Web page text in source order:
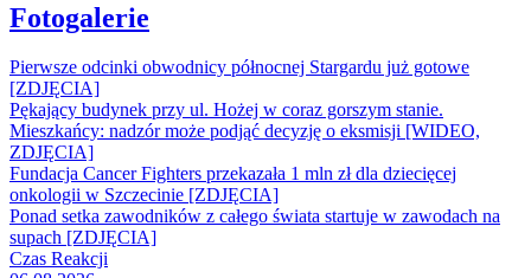
Fotogalerie
Pierwsze odcinki obwodnicy północnej Stargardu już gotowe
[ZDJĘCIA]
Pękający budynek przy ul. Hożej w coraz gorszym stanie.
Mieszkańcy: nadzór może podjąć decyzję o eksmisji [WIDEO,
ZDJĘCIA]
Fundacja Cancer Fighters przekazała 1 mln zł dla dziecięcej
onkologii w Szczecinie [ZDJĘCIA]
Ponad setka zawodników z całego świata startuje w zawodach na
supach [ZDJĘCIA]
Czas Reakcji